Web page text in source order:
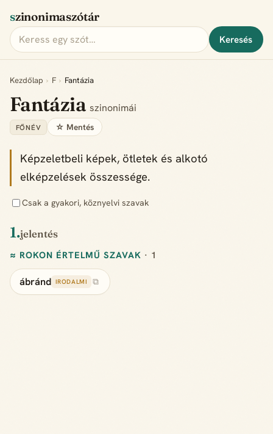
szinonimaszótár
Keresés
Kezdőlap › F › Fantázia
Fantáziaszinonimái
FŐNÉV ☆ Mentés
Képzeletbeli képek, ötletek és alkotó
elképzelések összessége.
Csak a gyakori, köznyelvi szavak
1.jelentés
≈ ROKON ÉRTELMŰ SZAVAK · 1
ábránd IRODALMI ⧉